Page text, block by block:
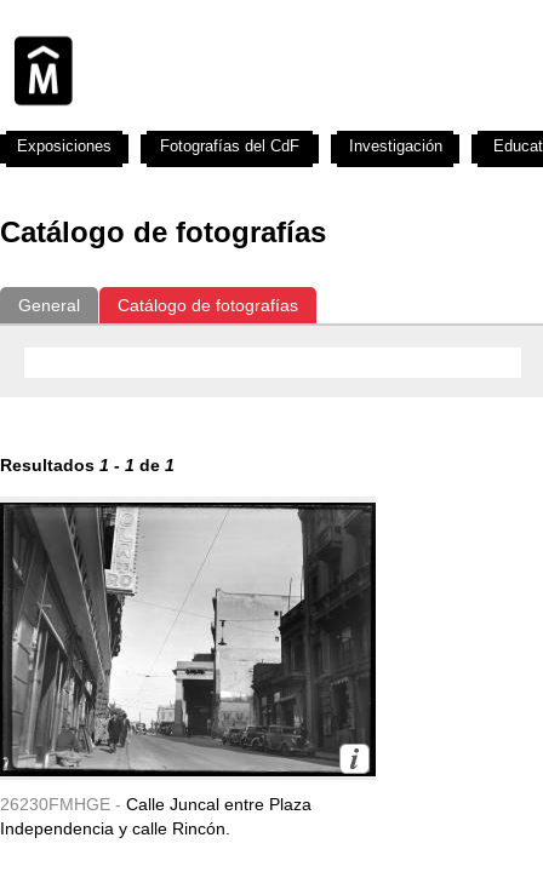
Catálogo de fotografías
General Catálogo de fotografías
Resultados 1 - 1 de 1
26230FMHGE - Calle Juncal entre Plaza
Independencia y calle Rincón.
Exposiciones Fotografías del CdF Investigación